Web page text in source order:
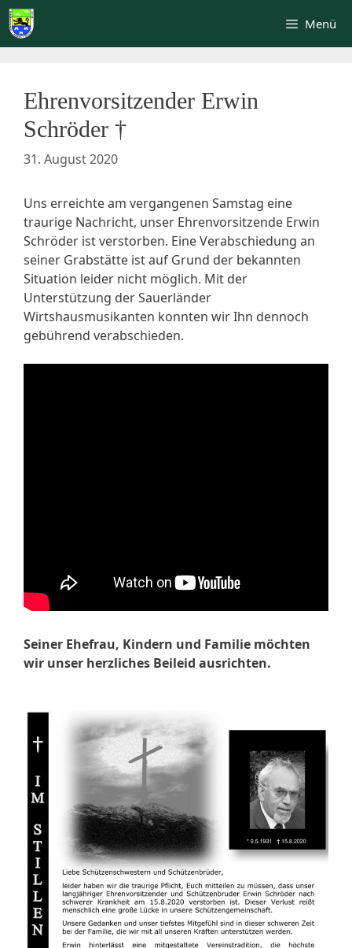
Zum
Inhalt
springen
Menü
Ehrenvorsitzender Erwin
Schröder †
31. August 2020
Uns erreichte am vergangenen Samstag eine
traurige Nachricht, unser Ehrenvorsitzende Erwin
Schröder ist verstorben. Eine Verabschiedung an
seiner Grabstätte ist auf Grund der bekannten
Situation leider nicht möglich. Mit der
Unterstützung der Sauerländer
Wirtshausmusikanten konnten wir Ihn dennoch
gebührend verabschieden.
Seiner Ehefrau, Kindern und Familie möchten
wir unser herzliches Beileid ausrichten.